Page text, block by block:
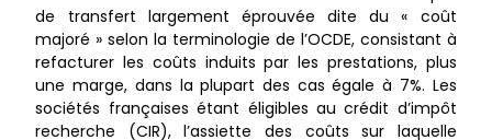
de transfert largement éprouvée dite du « coût
majoré » selon la terminologie de l’OCDE, consistant à
refacturer les coûts induits par les prestations, plus
une marge, dans la plupart des cas égale à 7%. Les
sociétés françaises étant éligibles au crédit d’impôt
recherche (CIR), l’assiette des coûts sur laquelle